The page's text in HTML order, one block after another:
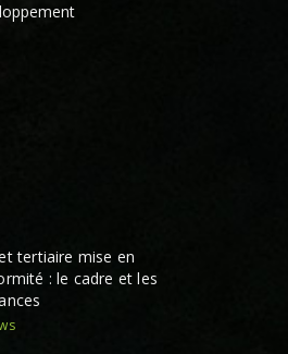
tertiaire mise en
: le cadre et les